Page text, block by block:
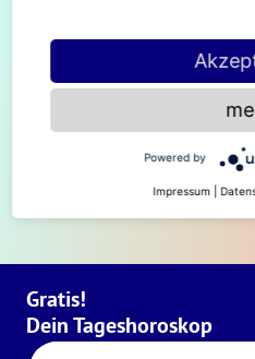
Was ist ein
Gratis!
Dein Tageshoroskop
Powered by
Impressum